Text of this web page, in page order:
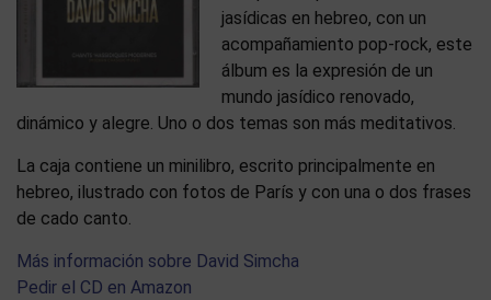
jasídicas en hebreo, con un
acompañamiento pop-rock, este
álbum es la expresión de un
mundo jasídico renovado,
dinámico y alegre. Uno o dos temas son más meditativos.
La caja contiene un minilibro, escrito principalmente en
hebreo, ilustrado con fotos de París y con una o dos frases
de cado canto.
Más información sobre David Simcha
Pedir el CD en Amazon